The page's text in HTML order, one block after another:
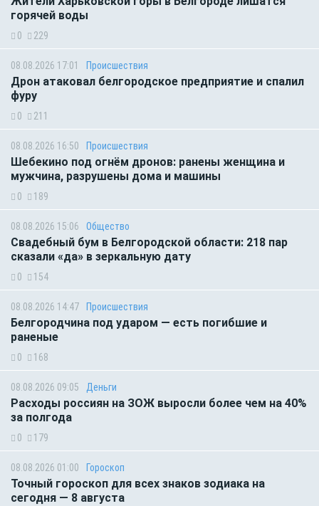
горячей воды
0 229
08.08.2026 17:01 Происшествия
Дрон атаковал белгородское предприятие и спалил
фуру
0 211
08.08.2026 16:50 Происшествия
Шебекино под огнём дронов: ранены женщина и
мужчина, разрушены дома и машины
0 189
08.08.2026 15:06 Общество
Свадебный бум в Белгородской области: 218 пар
сказали «да» в зеркальную дату
0 154
08.08.2026 14:47 Происшествия
Белгородчина под ударом — есть погибшие и
раненые
0 168
08.08.2026 09:05 Деньги
Расходы россиян на ЗОЖ выросли более чем на 40%
за полгода
0 179
08.08.2026 01:00 Гороскоп
Точный гороскоп для всех знаков зодиака на
сегодня — 8 августа